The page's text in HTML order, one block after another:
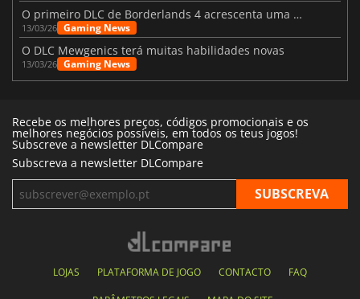
O primeiro DLC de Borderlands 4 acrescenta uma nova personagem e muito mais
13/03/26 Gaming News
O DLC Mewgenics terá muitas habilidades novas
13/03/26 Gaming News
Recebe os melhores preços, códigos promocionais e os
melhores negócios possíveis, em todos os teus jogos!
Subscreve a newsletter DLCompare
Subscreva a newsletter DLCompare
LOJAS PLATAFORMA DE JOGO CONTACTO FAQ